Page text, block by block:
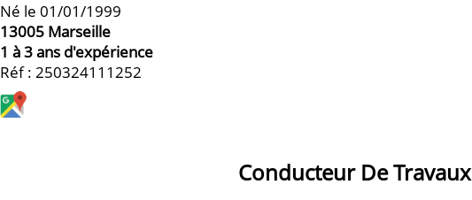
Né le 01/01/1999
13005 Marseille
1 à 3 ans d'expérience
Réf : 250324111252
Conducteur De Travaux